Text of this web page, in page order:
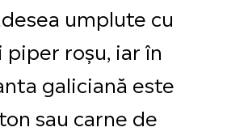
umplute cu
piper roșu, iar în
galiciană este
sau carne de